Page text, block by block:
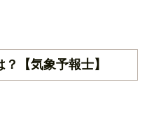
【気象予報士】